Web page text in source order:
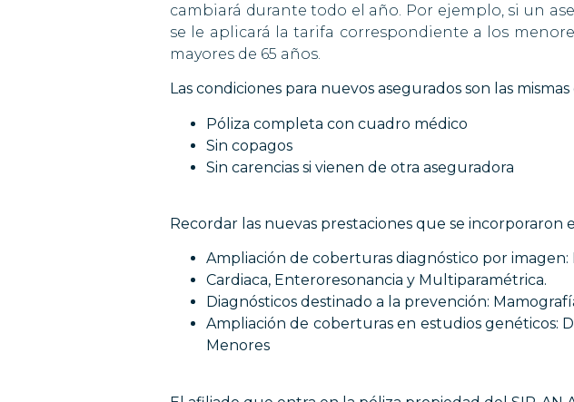
cambiará durante todo el año. Por ejemplo, si un
se le aplicará la tarifa correspondiente a los
mayores de 65 años.
Las condiciones para nuevos asegurados son las
Póliza completa con cuadro médico
Sin copagos
Sin carencias si vienen de otra aseguradora
Recordar las nuevas prestaciones que se incorporaron
Ampliación de coberturas diagnóstico por imagen:
Cardiaca, Enteroresonancia y Multiparamétrica.
Diagnósticos destinado a la prevención:
Ampliación de coberturas en estudios genéticos:
Menores